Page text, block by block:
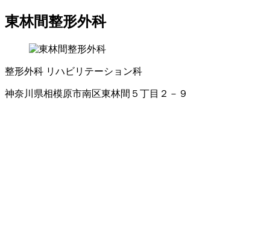
東林間整形外科
整形外科 リハビリテーション科
神奈川県相模原市南区東林間５丁目２－９